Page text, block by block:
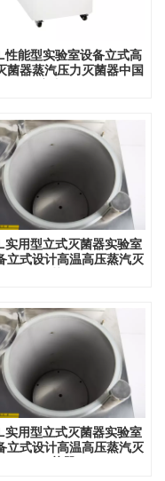
性能型实验室设备立式高
菌器蒸汽压力灭菌器中国
实用型立式灭菌器实验室
立式设计高温高压蒸汽灭
实用型立式灭菌器实验室
立式设计高温高压蒸汽灭